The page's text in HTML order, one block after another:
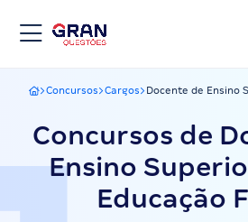
Gran Questões
Concursos Cargos Docente de Ensino
Concursos de
Ensino
Educação